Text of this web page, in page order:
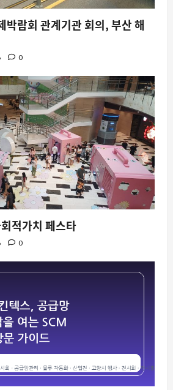
박람회 관계기관 회의, 부산 해
0
적가치 페스타
0
팀 리모트 플레이 인증 코드 문제, 두
의 PC 사이에서 겪는 불편함과 해결 방
8월 8, 2026
즘뜨는소식
삭복숭아 3kg 21,900원 사전예약 품
임박, 왜 지금 주목받는가
8월 8, 2026 0
동차
년 차 다우지 더랑고, 컬러 자일브레이
로 다시 젊어지다”
트래픽의 99% 가 봇일 때, 우리는 무
차
마트 #2 규격 문서 유출, 하지만 미국
은 못 탄다? 글로벌 전기차 시장의 새
운 변수